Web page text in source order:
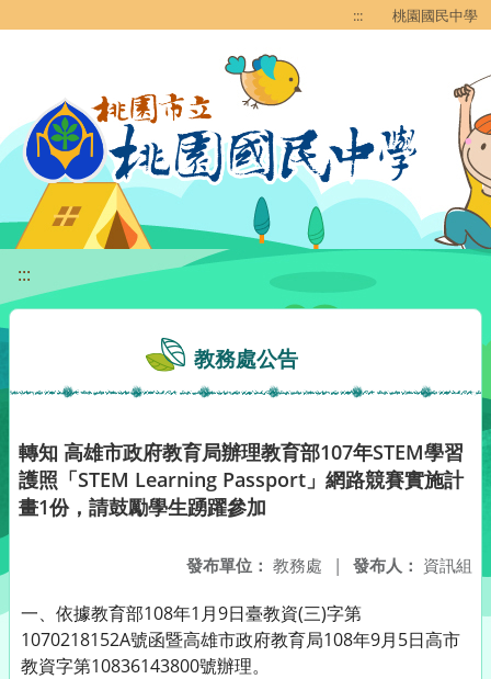
::: 桃園國民中學
:::
教務處公告
轉知 高雄市政府教育局辦理教育部107年STEM學習
護照「STEM Learning Passport」網路競賽實施計
畫1份，請鼓勵學生踴躍參加
發布人： 資訊組
發布單位： 教務處 |
一、依據教育部108年1月9日臺教資(三)字第
1070218152A號函暨高雄市政府教育局108年9月5日高市
教資字第10836143800號辦理。